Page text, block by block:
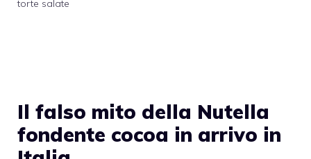
torte salate
Il falso mito della Nutella
fondente cocoa in arrivo in